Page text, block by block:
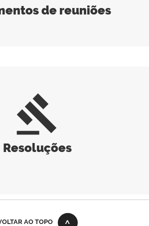
de reuniões
gavel
Resoluções
AO TOPO